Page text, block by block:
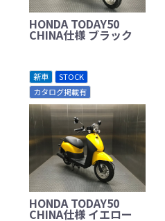
HONDA TODAY50
CHINA仕様 ブラック
新車
STOCK
カタログ掲載有
HONDA TODAY50
CHINA仕様 イエロー